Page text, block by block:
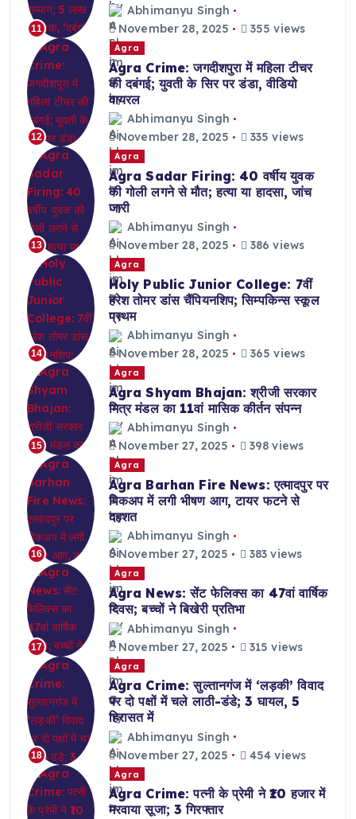
11
Abhimanyu Singh
November 28, 2025
355 views
12
Agra
Agra Crime: जगदीशपुरा में महिला टीचर
की दबंगई; युवती के सिर पर डंडा, वीडियो
वायरल
Abhimanyu Singh
November 28, 2025
335 views
13
Agra
Agra Sadar Firing: 40 वर्षीय युवक
की गोली लगने से मौत; हत्या या हादसा, जांच
जारी
Abhimanyu Singh
November 28, 2025
386 views
14
Agra
Holy Public Junior College: 7वीं
हरेश तोमर डांस चैंपियनशिप; सिम्पकिन्स स्कूल
प्रथम
Abhimanyu Singh
November 28, 2025
365 views
15
Agra
Agra Shyam Bhajan: श्रीजी सरकार
मित्र मंडल का 11वां मासिक कीर्तन संपन्न
Abhimanyu Singh
November 27, 2025
398 views
16
Agra
Agra Barhan Fire News: एत्मादपुर पर
पिकअप में लगी भीषण आग, टायर फटने से
दहशत
Abhimanyu Singh
November 27, 2025
383 views
17
Agra
Agra News: सेंट फेलिक्स का 47वां वार्षिक
दिवस; बच्चों ने बिखेरी प्रतिभा
Abhimanyu Singh
November 27, 2025
315 views
18
Agra
Agra Crime: सुल्तानगंज में ‘लड़की’ विवाद
पर दो पक्षों में चले लाठी-डंडे; 3 घायल, 5
हिरासत में
Abhimanyu Singh
November 27, 2025
454 views
Agra
Agra Crime: पत्नी के प्रेमी ने ₹10 हजार में
मरवाया सूजा; 3 गिरफ्तार